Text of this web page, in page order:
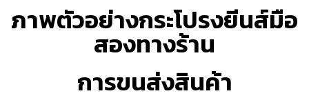
ภาพตัวอย่างกระโปรงยีนส์มือ
สองทางร้าน
การขนส่งสินค้า